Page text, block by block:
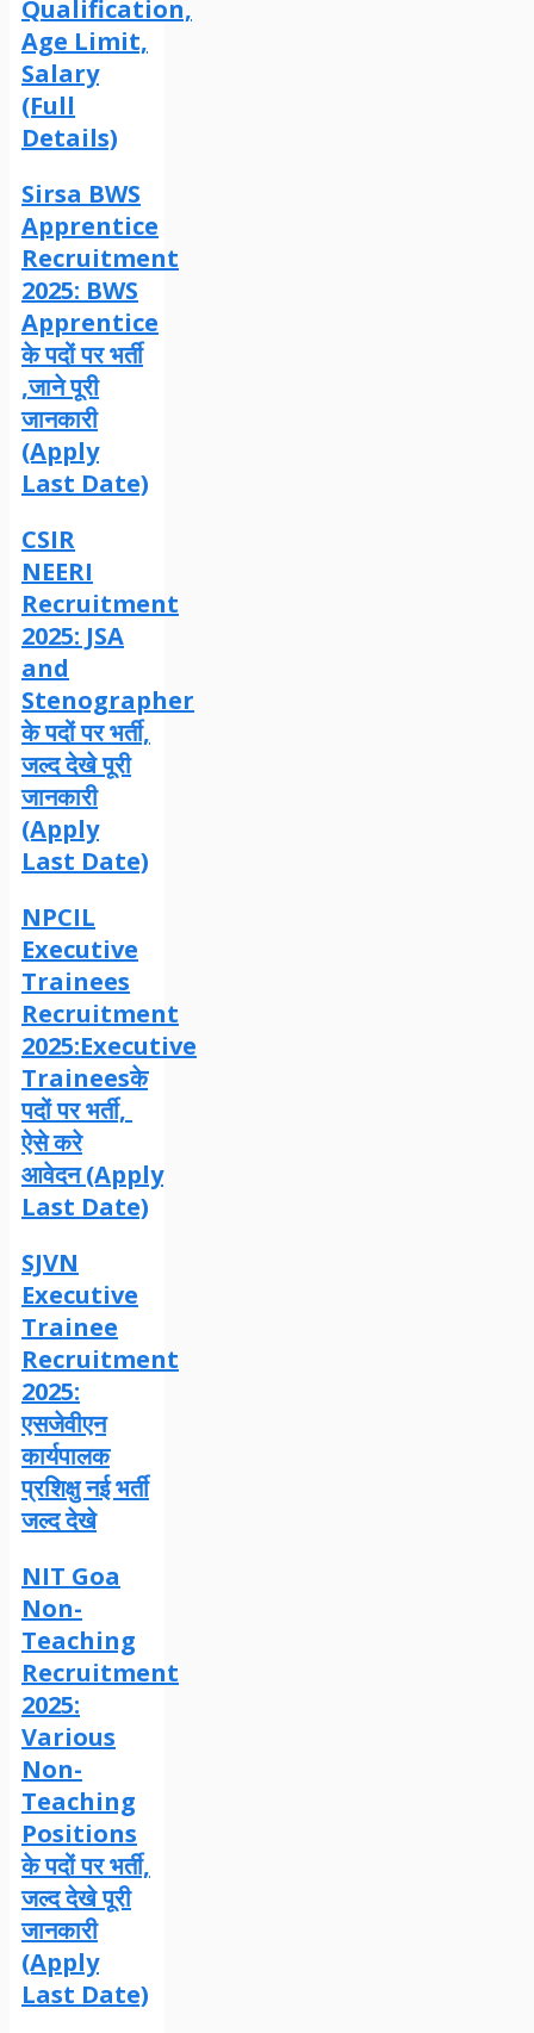
Qualification,
Age Limit,
Salary
(Full
Details)
Sirsa BWS
Apprentice
Recruitment
2025: BWS
Apprentice
के पदों पर भर्ती
,जाने पूरी
जानकारी
(Apply
Last Date)
CSIR
NEERI
Recruitment
2025: JSA
and
Stenographer
के पदों पर भर्ती,
जल्द देखे पूरी
जानकारी
(Apply
Last Date)
NPCIL
Executive
Trainees
Recruitment
2025:Executive
Traineesके
पदों पर भर्ती,
ऐसे करे
आवेदन (Apply
Last Date)
SJVN
Executive
Trainee
Recruitment
2025:
एसजेवीएन
कार्यपालक
प्रशिक्षु नई भर्ती
जल्द देखे
NIT Goa
Non-
Teaching
Recruitment
2025:
Various
Non-
Teaching
Positions
के पदों पर भर्ती,
जल्द देखे पूरी
जानकारी
(Apply
Last Date)